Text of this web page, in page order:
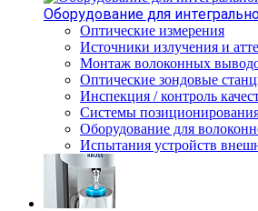
Оборудование для
Оптические измерения
Источники излучения и
Монтаж волоконных
Оптические зондовые
Инспекция / контроль
Системы
Оборудование для
Испытания устройств